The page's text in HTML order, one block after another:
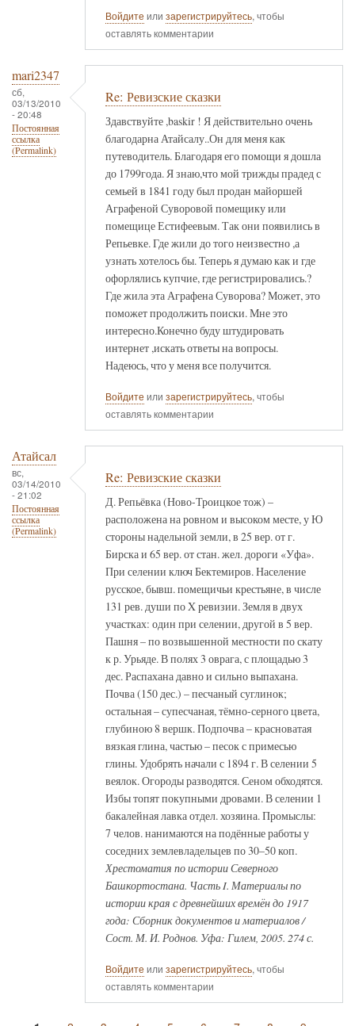
Войдите или зарегистрируйтесь, чтобы
оставлять комментарии
mari2347
сб,
03/13/2010
- 20:48
Постоянная
ссылка
(Permalink)
Re: Ревизские сказки
Здавствуйте ,baskir ! Я действительно очень
благодарна Атайсалу..Он для меня как
путеводитель. Благодаря его помощи я дошла
до 1799года. Я знаю,что мой трижды прадед с
семьей в 1841 году был продан майоршей
Аграфеной Суворовой помещику или
помещице Естифеевым. Так они появились в
Репьевке. Где жили до того неизвестно ,а
узнать хотелось бы. Теперь я думаю как и где
офорлялись купчие, где регистрировались.?
Где жила эта Аграфена Суворова? Может, это
поможет продолжить поиски. Мне это
интересно.Конечно буду штудировать
интернет ,искать ответы на вопросы.
Надеюсь, что у меня все получится.
Войдите или зарегистрируйтесь, чтобы
оставлять комментарии
Атайсал
вс,
03/14/2010
- 21:02
Постоянная
ссылка
(Permalink)
Re: Ревизские сказки
Д. Репьёвка (Ново-Троицкое тож) –
расположена на ровном и высоком месте, у Ю
стороны надельной земли, в 25 вер. от г.
Бирска и 65 вер. от стан. жел. дороги «Уфа».
При селении ключ Бектемиров. Население
русское, бывш. помещичьи крестьяне, в числе
131 рев. души по X ревизии. Земля в двух
участках: один при селении, другой в 5 вер.
Пашня – по возвышенной местности по скату
к р. Урьяде. В полях 3 оврага, с площадью 3
дес. Распахана давно и сильно выпахана.
Почва (150 дес.) – песчаный суглинок;
остальная – супесчаная, тёмно-серного цвета,
глубиною 8 вершк. Подпочва – красноватая
вязкая глина, частью – песок с примесью
глины. Удобрять начали с 1894 г. В селении 5
веялок. Огороды разводятся. Сеном обходятся.
Избы топят покупными дровами. В селении 1
бакалейная лавка отдел. хозяина. Промыслы:
7 челов. нанимаются на подённые работы у
соседних землевладельцев по 30–50 коп.
Хрестоматия по истории Северного
Башкортостана. Часть I. Материалы по
истории края с древнейших времён до 1917
года: Сборник документов и материалов /
Сост. М. И. Роднов. Уфа: Гилем, 2005. 274 с.
Войдите или зарегистрируйтесь, чтобы
оставлять комментарии